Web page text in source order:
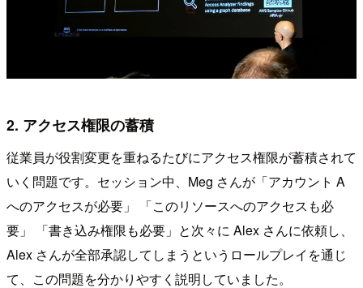
2. アクセス権限の蓄積
従業員が役割変更を重ねるたびにアクセス権限が蓄積されて
いく問題です。セッション中、Meg さんが「アカウント A
へのアクセスが必要」 「このリソースへのアクセスも必
要」 「書き込み権限も必要」と次々に Alex さんに依頼し、
Alex さんが全部承認してしまうというロールプレイを通じ
て、この問題を分かりやすく説明していました。